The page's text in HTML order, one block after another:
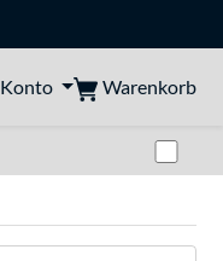
Konto Warenkorb